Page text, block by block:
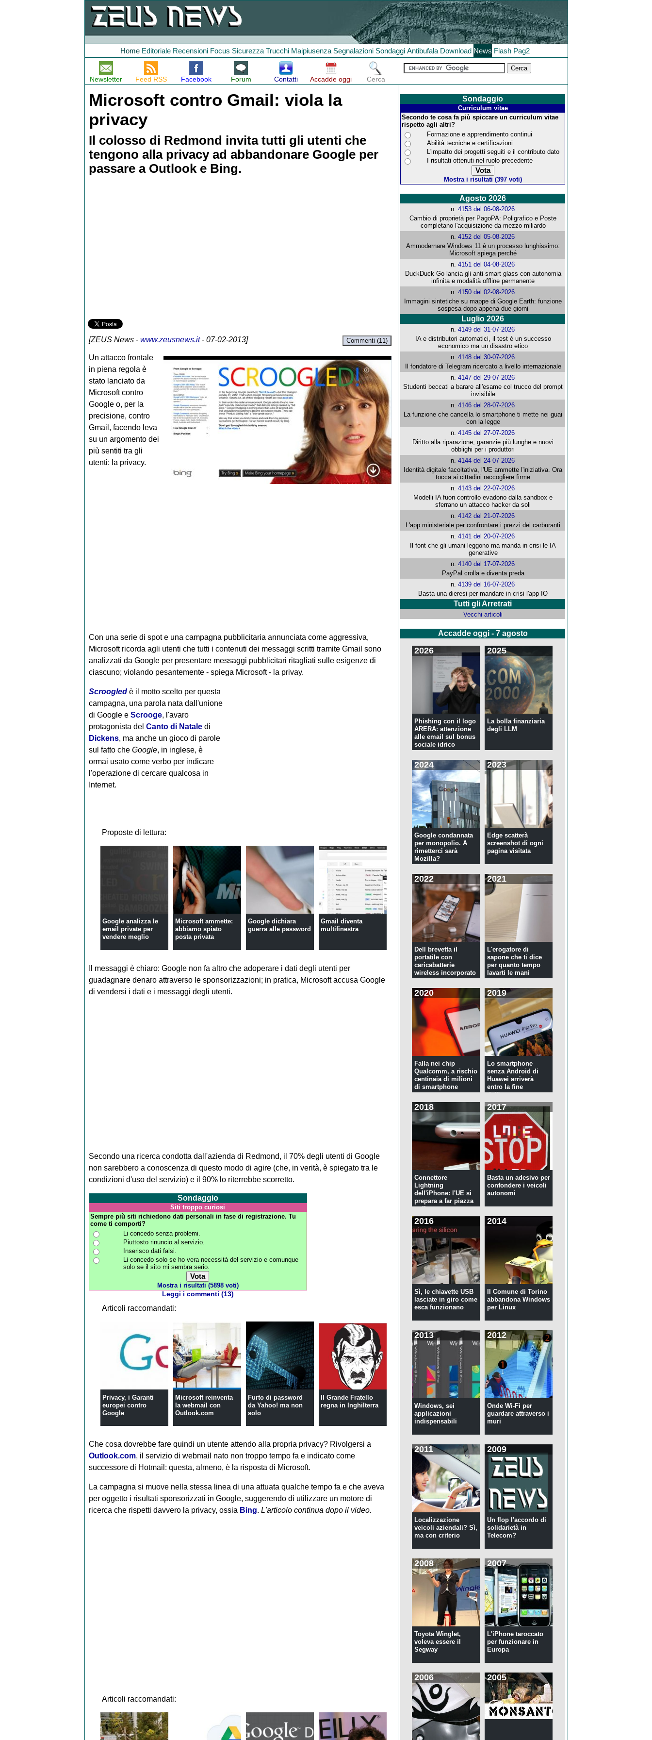
Home Editoriale Recensioni Focus Sicurezza Trucchi Maipiusenza Segnalazioni Sondaggi Antibufala Download News Flash Pag2
Newsletter Feed RSS Facebook Forum Contatti Accadde oggi Cerca
Microsoft contro Gmail: viola la
privacy
Il colosso di Redmond invita tutti gli utenti che
tengono alla privacy ad abbandonare Google per
passare a Outlook e Bing.
[ZEUS News- www.zeusnews.it- 07-02-2013] Commenti (11)
Un attacco frontale
in piena regola è
stato lanciato da
Microsoft contro
Google o, per la
precisione, contro
Gmail, facendo leva
su un argomento dei
più sentiti tra gli
utenti: la privacy.
Con una serie di spot e una campagna pubblicitaria annunciata come aggressiva,
Microsoft ricorda agli utenti che tutti i contenuti dei messaggi scritti tramite Gmail sono
analizzati da Google per presentare messaggi pubblicitari ritagliati sulle esigenze di
ciascuno; violando pesantemente - spiega Microsoft - la privay.
Scroogledè il motto scelto per questa
campagna, una parola nata dall'unione
di Google e Scrooge, l'avaro
protagonista del Canto di Nataledi
Dickens, ma anche un gioco di parole
sul fatto che Google, in inglese, è
ormai usato come verbo per indicare
l'operazione di cercare qualcosa in
Internet.
Proposte di lettura:
Google analizza le
email private per
vendere meglio
Microsoft ammette:
abbiamo spiato
posta privata
Google dichiara
guerra alle password
Gmail diventa
multifinestra
Il messaggi è chiaro: Google non fa altro che adoperare i dati degli utenti per
guadagnare denaro attraverso le sponsorizzazioni; in pratica, Microsoft accusa Google
di vendersi i dati e i messaggi degli utenti.
Secondo una ricerca condotta dall'azienda di Redmond, il 70% degli utenti di Google
non sarebbero a conoscenza di questo modo di agire (che, in verità, è spiegato tra le
condizioni d'uso del servizio) e il 90% lo riterrebbe scorretto.
Sondaggio
Siti troppo curiosi
Sempre più siti richiedono dati personali in fase di registrazione. Tu
come ti comporti?
Li concedo senza problemi.
Piuttosto rinuncio al servizio.
Inserisco dati falsi.
Li concedo solo se ho vera necessità del servizio e comunque
solo se il sito mi sembra serio.
Mostra i risultati (5898 voti)
Leggi i commenti (13)
Articoli raccomandati:
Privacy, i Garanti
europei contro
Google
Microsoft reinventa
la webmail con
Outlook.com
Furto di password
da Yahoo! ma non
solo
Il Grande Fratello
regna in Inghilterra
Che cosa dovrebbe fare quindi un utente attendo alla propria privacy? Rivolgersi a
Outlook.com, il servizio di webmail nato non troppo tempo fa e indicato come
successore di Hotmail: questa, almeno, è la risposta di Microsoft.
La campagna si muove nella stessa linea di una attuata qualche tempo fa e che aveva
per oggetto i risultati sponsorizzati in Google, suggerendo di utilizzare un motore di
ricerca che rispetti davvero la privacy, ossia Bing. L'articolo continua dopo il video.
Articoli raccomandati:
Sondaggio
Curriculum vitae
Secondo te cosa fa più spiccare un curriculum vitae
rispetto agli altri?
Formazione e apprendimento continui
Abilità tecniche e certificazioni
L'impatto dei progetti seguiti e il contributo dato
I risultati ottenuti nel ruolo precedente
Mostra i risultati (397 voti)
Agosto 2026
n.4153 del 06-08-2026
Cambio di proprietà per PagoPA: Poligrafico e Poste
completano l'acquisizione da mezzo miliardo
n.4152 del 05-08-2026
Ammodernare Windows 11 è un processo lunghissimo:
Microsoft spiega perché
n.4151 del 04-08-2026
DuckDuck Go lancia gli anti-smart glass con autonomia
infinita e modalità offline permanente
n.4150 del 02-08-2026
Immagini sintetiche su mappe di Google Earth: funzione
sospesa dopo appena due giorni
Luglio 2026
n.4149 del 31-07-2026
IA e distributori automatici, il test è un successo
economico ma un disastro etico
n.4148 del 30-07-2026
Il fondatore di Telegram ricercato a livello internazionale
n.4147 del 29-07-2026
Studenti beccati a barare all'esame col trucco del prompt
invisibile
n.4146 del 28-07-2026
La funzione che cancella lo smartphone ti mette nei guai
con la legge
n.4145 del 27-07-2026
Diritto alla riparazione, garanzie più lunghe e nuovi
obblighi per i produttori
n.4144 del 24-07-2026
Identità digitale facoltativa, l'UE ammette l'iniziativa. Ora
tocca ai cittadini raccogliere firme
n.4143 del 22-07-2026
Modelli IA fuori controllo evadono dalla sandbox e
sferrano un attacco hacker da soli
n.4142 del 21-07-2026
L'app ministeriale per confrontare i prezzi dei carburanti
n.4141 del 20-07-2026
Il font che gli umani leggono ma manda in crisi le IA
generative
n.4140 del 17-07-2026
PayPal crolla e diventa preda
n.4139 del 16-07-2026
Basta una dieresi per mandare in crisi l'app IO
Tutti gli Arretrati
Vecchi articoli
Accadde oggi - 7 agosto
2026
Phishing con il logo
ARERA: attenzione
alle email sul bonus
sociale idrico
2025
La bolla finanziaria
degli LLM
2024
Google condannata
per monopolio. A
rimetterci sarà
Mozilla?
2023
Edge scatterà
screenshot di ogni
pagina visitata
2022
Dell brevetta il
portatile con
caricabatterie
wireless incorporato
2021
L'erogatore di
sapone che ti dice
per quanto tempo
lavarti le mani
2020
Falla nei chip
Qualcomm, a rischio
centinaia di milioni
di smartphone
2019
Lo smartphone
senza Android di
Huawei arriverà
entro la fine
dell'anno
2018
Connettore
Lightning
dell'iPhone: l'UE si
prepara a far piazza
pulita
2017
Basta un adesivo per
confondere i veicoli
autonomi
2016
Sì, le chiavette USB
lasciate in giro come
esca funzionano
2014
Il Comune di Torino
abbandona Windows
per Linux
2013
Windows, sei
applicazioni
indispensabili
2012
Onde Wi-Fi per
guardare attraverso i
muri
2011
Localizzazione
veicoli aziendali? Sì,
ma con criterio
2009
Un flop l'accordo di
solidarietà in
Telecom?
2008
Toyota Winglet,
voleva essere il
Segway
2007
L'iPhone taroccato
per funzionare in
Europa
2006 2005